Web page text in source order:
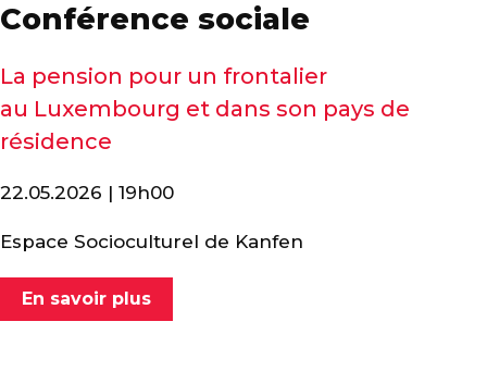
Conférence sociale
La pension pour un frontalier
au Luxembourg et dans son pays de
résidence
22.05.2026 | 19h00
Espace Socioculturel de Kanfen
En savoir plus